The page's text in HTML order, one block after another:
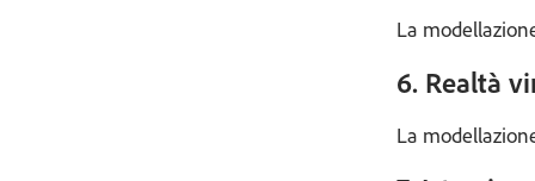
La
6. Realtà
La